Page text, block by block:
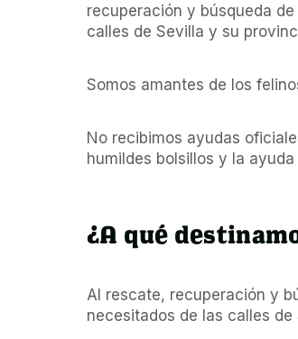
recuperación y búsqueda
calles de Sevilla y su
Somos amantes de los
No recibimos ayudas
humildes bolsillos y la
¿A qué
Al rescate, recuperación y
necesitados de las calles